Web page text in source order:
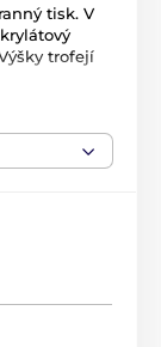
tisk. V
trofejí